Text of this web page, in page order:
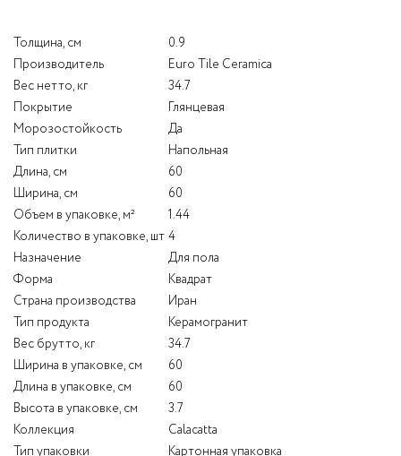
Толщина, см
0.9
Производитель
Euro Tile Ceramica
Вес нетто, кг
34.7
Покрытие
Глянцевая
Морозостойкость
Да
Тип плитки
Напольная
Длина, см
60
Ширина, см
60
Объем в упаковке, м²
1.44
Количество в упаковке, шт 4
Назначение
Для пола
Форма
Квадрат
Страна производства
Иран
Тип продукта
Керамогранит
Вес брутто, кг
34.7
Ширина в упаковке, см
60
Длина в упаковке, см
60
Высота в упаковке, см
3.7
Коллекция
Calacatta
Тип упаковки
Картонная упаковка